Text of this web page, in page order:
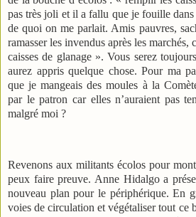
pas très joli et il a fallu que je fouille
de quoi on me parlait. Amis pauvres,
ramasser les invendus après les marchés,
caisses de glanage ». Vous serez
aurez appris quelque chose. Pour ma
que je mangeais des moules à la
par le patron car elles n’auraient pas
malgré moi ?
Revenons aux militants écolos pour
peux faire preuve. Anne Hidalgo a
nouveau plan pour le périphérique. En
voies de circulation et végétaliser tout ce